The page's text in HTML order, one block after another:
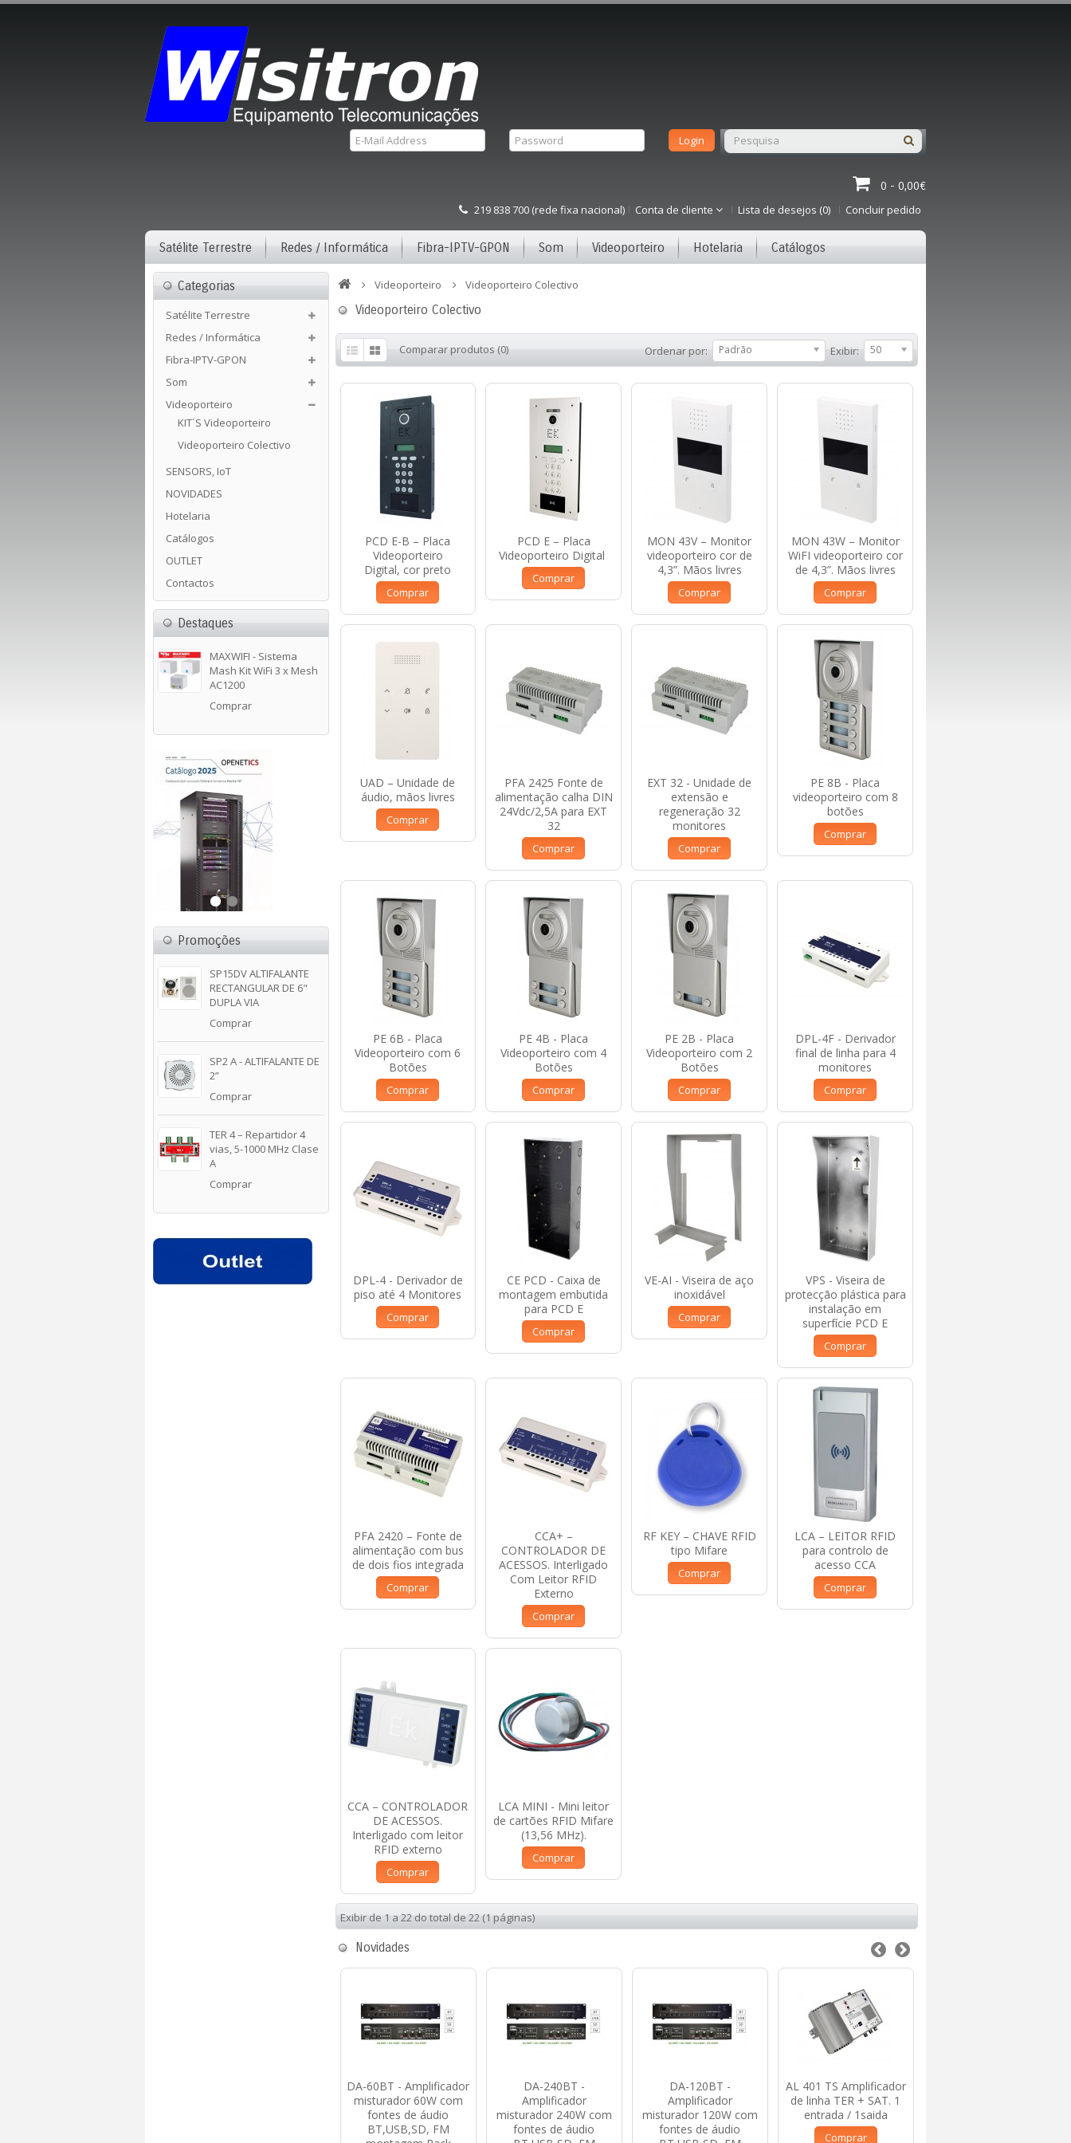
0 - 0,00€
219 838 700 (rede fixa nacional) Conta de cliente Lista de desejos (0) Concluir pedido
Satélite Terrestre Redes / Informática Fibra-IPTV-GPON Som Videoporteiro Hotelaria Catálogos
Categorias
Satélite Terrestre
Redes / Informática
Fibra-IPTV-GPON
Som
Videoporteiro
KIT´s Videoporteiro
Videoporteiro Colectivo
SENSORS, IoT
NOVIDADES
Hotelaria
Catálogos
OUTLET
Contactos
Destaques
MAXWIFI - Sistema
Mash Kit WiFi 3 x Mesh
AC1200
Comprar
Promoções
SP15DV ALTIFALANTE
RECTANGULAR DE 6"
DUPLA VIA
Comprar
SP2 A - ALTIFALANTE DE
2”
Comprar
TER 4 – Repartidor 4
vias, 5-1000 MHz Clase
A
Comprar
Videoporteiro Videoporteiro Colectivo
Videoporteiro Colectivo
Comparar produtos (0) Ordenar por: Padrão Exibir: 50
PCD E-B – Placa
Videoporteiro
Digital, cor preto
Comprar
PCD E – Placa
Videoporteiro Digital
Comprar
MON 43V – Monitor
videoporteiro cor de
4,3”. Mãos livres
Comprar
MON 43W – Monitor
WiFI videoporteiro cor
de 4,3”. Mãos livres
Comprar
UAD – Unidade de
áudio, mãos livres
Comprar
PFA 2425 Fonte de
alimentação calha DIN
24Vdc/2,5A para EXT
32
Comprar
EXT 32 - Unidade de
extensão e
regeneração 32
monitores
Comprar
PE 8B - Placa
videoporteiro com 8
botões
Comprar
PE 6B - Placa
Videoporteiro com 6
Botões
Comprar
PE 4B - Placa
Videoporteiro com 4
Botões
Comprar
PE 2B - Placa
Videoporteiro com 2
Botões
Comprar
DPL-4F - Derivador
final de linha para 4
monitores
Comprar
DPL-4 - Derivador de
piso até 4 Monitores
Comprar
CE PCD - Caixa de
montagem embutida
para PCD E
Comprar
VE-AI - Viseira de aço
inoxidável
Comprar
VPS - Viseira de
protecção plástica para
instalação em
superfície PCD E
Comprar
PFA 2420 – Fonte de
alimentação com bus
de dois fios integrada
Comprar
CCA+ –
CONTROLADOR DE
ACESSOS. Interligado
Com Leitor RFID
Externo
Comprar
RF KEY – CHAVE RFID
tipo Mifare
Comprar
LCA – LEITOR RFID
para controlo de
acesso CCA
Comprar
CCA – CONTROLADOR
DE ACESSOS.
Interligado com leitor
RFID externo
Comprar
LCA MINI - Mini leitor
de cartões RFID Mifare
(13,56 MHz).
Comprar
Exibir de 1 a 22 do total de 22 (1 páginas)
Novidades
DA-60BT - Amplificador
misturador 60W com
fontes de áudio
BT,USB,SD, FM
DA-240BT -
Amplificador
misturador 240W com
fontes de áudio
DA-120BT -
Amplificador
misturador 120W com
fontes de áudio
AL 401 TS Amplificador
de linha TER + SAT. 1
entrada / 1saida
Comprar